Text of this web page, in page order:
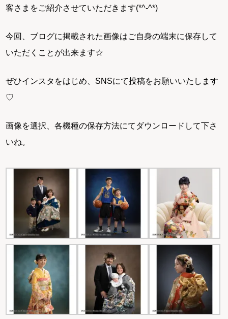
客さまをご紹介させていただきます(*^-^*)
今回、ブログに掲載された画像はご自身の端末に保存して
いただくことが出来ます☆
ぜひインスタをはじめ、SNSにて投稿をお願いいたします
♡
画像を選択、各機種の保存方法にてダウンロードして下さ
いね。